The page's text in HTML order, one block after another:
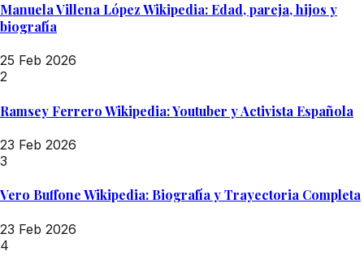
Manuela Villena López Wikipedia: Edad, pareja, hijos y
biografía
25 Feb 2026
2
Ramsey Ferrero Wikipedia: Youtuber y Activista Española
23 Feb 2026
3
Vero Buffone Wikipedia: Biografía y Trayectoria Completa
23 Feb 2026
4